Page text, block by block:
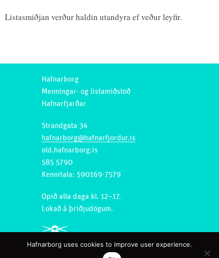
Listasmiðjan verður haldin utandyra ef veður leyfir.
Hafnarborg
Menningar- og listamiðstöð
Hafnarfjarðar
Strandgata 34
hafnarborg@hafnarfjordur.is
old.hafnarborg.is
585 5790
Kennitala: 590169-7579
Opið alla daga kl. 12–17.
Lokað á þriðjudögum.
Hafnarborg uses cookies to improve user experience.